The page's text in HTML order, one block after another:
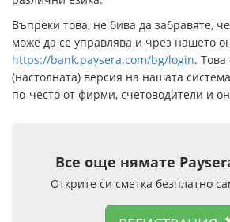
Въпреки това, не бива да забравяте,
може да се управлява и чрез нашето
https://bank.paysera.com/bg/login. Това
(настолната) версия на нашата
по-често от фирми, счетоводители и
Все още нямате
Открите си сметка безплатно